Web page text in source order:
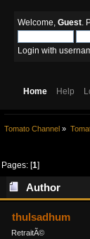
Welcome, Guest .
Login with
Home Help
Tomato Channel »
Pages: [1
Author
thulsadhum
RetraitÃ©